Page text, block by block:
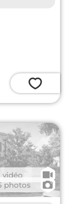
💗
vidéo 🎥
photos 📷